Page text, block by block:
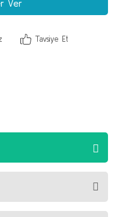
Ver
Tavsiye Et